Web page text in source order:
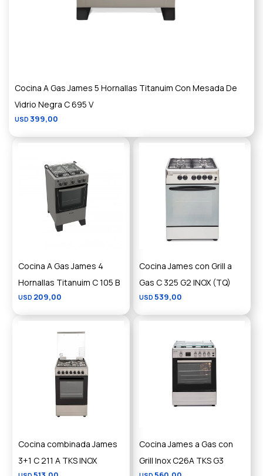
Cocina A Gas James 5 Hornallas Titanuim Con Mesada De
Vidrio Negra C 695 V
USD 399,00
Cocina A Gas James 4
Hornallas Titanuim C 105 B
USD 209,00
Cocina James con Grill a
Gas C 325 G2 INOX (TQ)
USD 539,00
Cocina combinada James
3+1 C 211 A TKS INOX
Cocina James a Gas con
Grill Inox C26A TKS G3